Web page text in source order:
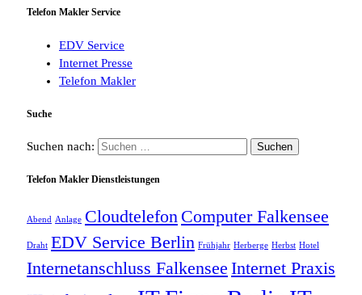
Telefon Makler Service
EDV Service
Internet Presse
Telefon Makler
Suche
Suchen nach:
Telefon Makler Dienstleistungen
Abend Anlage Cloudtelefon Computer Falkensee
Draht EDV Service Berlin Frühjahr Herberge Herbst Hotel
Internetanschluss Falkensee Internet Praxis